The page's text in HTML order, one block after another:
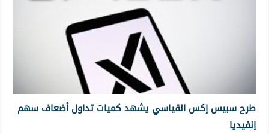
طرح سبيس إكس القياسي يشهد كميات تداول أضعاف سهم
إنفيديا